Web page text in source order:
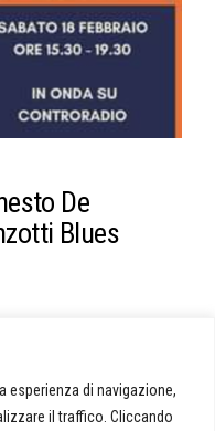
esperienza di navigazione,
il traffico. Cliccando
De
Blues
Ernesto De Pascale e…